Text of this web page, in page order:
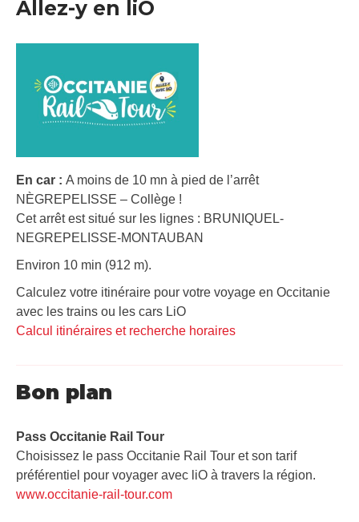
Allez-y en liO
En car : A moins de 10 mn à pied de l’arrêt
NÈGREPELISSE – Collège !
Cet arrêt est situé sur les lignes : BRUNIQUEL-
NEGREPELISSE-MONTAUBAN
Environ 10 min (912 m).
Calculez votre itinéraire pour votre voyage en Occitanie
avec les trains ou les cars LiO
Calcul itinéraires et recherche horaires
Bon plan
Pass Occitanie Rail Tour​
Choisissez le pass Occitanie Rail Tour et son tarif
préférentiel pour voyager avec liO à travers la région.
www.occitanie-rail-tour.com